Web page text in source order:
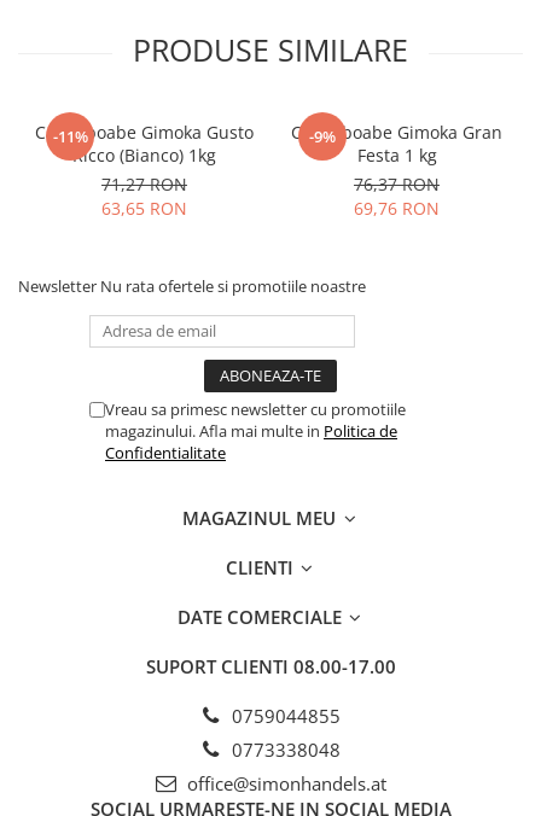
PRODUSE SIMILARE
-11%
Cafea boabe Gimoka Gusto
Ricco (Bianco) 1kg
71,27 RON
63,65 RON
-9%
Cafea boabe Gimoka Gran
Festa 1 kg
76,37 RON
69,76 RON
Newsletter Nu rata ofertele si promotiile noastre
Vreau sa primesc newsletter cu promotiile
magazinului. Afla mai multe in Politica de
Confidentialitate
MAGAZINUL MEU
CLIENTI
DATE COMERCIALE
SUPORT CLIENTI 08.00-17.00
0759044855
0773338048
office@simonhandels.at
SOCIAL URMARESTE-NE IN SOCIAL MEDIA